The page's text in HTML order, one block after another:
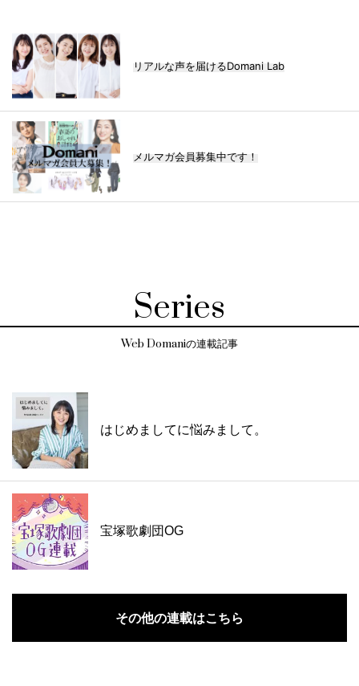
リアルな声を届けるDomani Lab
メルマガ会員募集中です！
Series
Web Domaniの連載記事
はじめましてに悩みまして。
宝塚歌劇団OG
その他の連載はこちら